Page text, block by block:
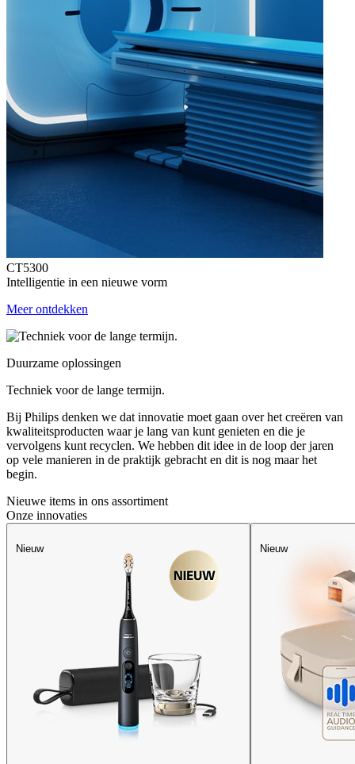
CT5300
Intelligentie in een nieuwe vorm
Meer ontdekken
Duurzame oplossingen
Techniek voor de lange termijn.
Bij Philips denken we dat innovatie moet gaan over het creëren van
kwaliteitsproducten waar je lang van kunt genieten en die je
vervolgens kunt recyclen. We hebben dit idee in de loop der jaren
op vele manieren in de praktijk gebracht en dit is nog maar het
begin.
Nieuwe items in ons assortiment
Onze innovaties
Nieuw Nieuw